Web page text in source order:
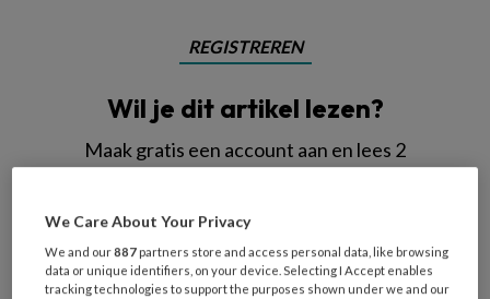
REGISTREREN
Wil je dit artikel lezen?
Maak gratis een account aan en lees 2
Al een account of abonnement?
We Care About Your Privacy
We and our887 partners store and access personal data, like browsing
data or unique identifiers, on your device. Selecting I Accept enables
tracking technologies to support the purposes shown under we and our